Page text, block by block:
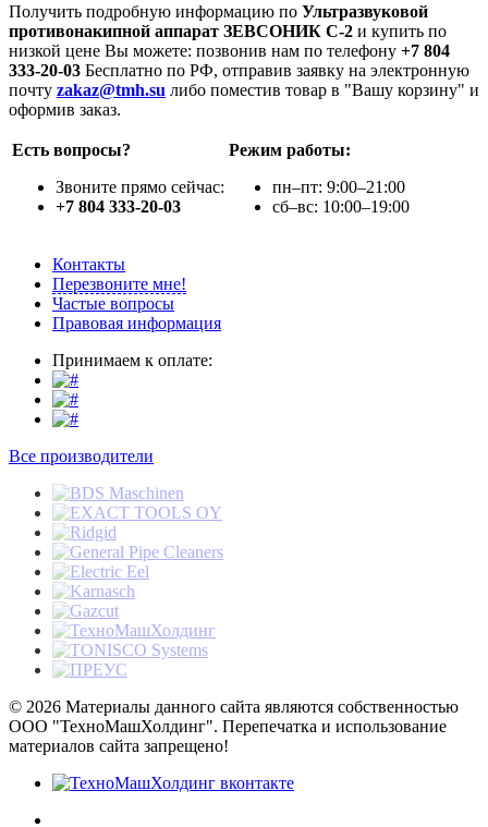
Получить подробную информацию по Ультразвуковой
противонакипной аппарат ЗЕВСОНИК С-2 и купить по
низкой цене Вы можете: позвонив нам по телефону +7 804
333-20-03 Бесплатно по РФ, отправив заявку на электронную
почту zakaz@tmh.su либо поместив товар в "Вашу корзину" и
оформив заказ.
Есть вопросы?
Звоните прямо сейчас:
+7 804 333-20-03
Режим работы:
пн–пт: 9:00–21:00
сб–вс: 10:00–19:00
Контакты
Перезвоните мне!
Частые вопросы
Правовая информация
Принимаем к оплате:
Все производители
© 2026 Материалы данного сайта являются собственностью
ООО "ТехноМашХолдинг". Перепечатка и использование
материалов сайта запрещено!